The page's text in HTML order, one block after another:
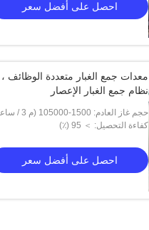
احصل على أفضل سعر
معدات جمع الغبار متعددة الوظائف ،
نظام جمع الغبار الإعصار
حجم غاز العادم: 1500-105000 (م 3 / ساعة)
كفاءة التحصيل: ＞ 95 (٪)
احصل على أفضل سعر